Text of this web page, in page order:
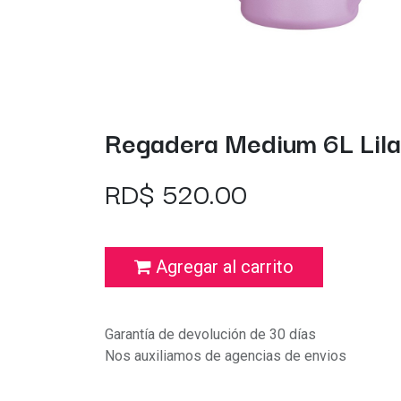
Regadera Medium 6L Lila
RD$ 520.00
Agregar al carrito
Garantía de devolución de 30 días
Nos auxiliamos de agencias de envios